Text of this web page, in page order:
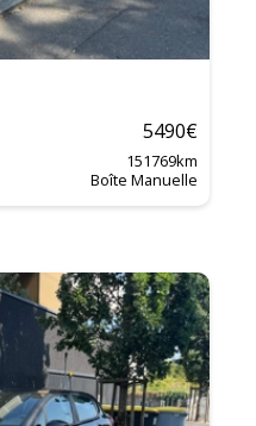
5490€
151769km
Boîte Manuelle